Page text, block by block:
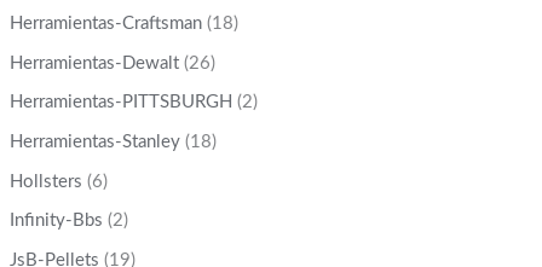
Herramientas-Craftsman (18)
Herramientas-Dewalt (26)
Herramientas-PITTSBURGH (2)
Herramientas-Stanley (18)
Hollsters (6)
Infinity-Bbs (2)
JsB-Pellets (19)